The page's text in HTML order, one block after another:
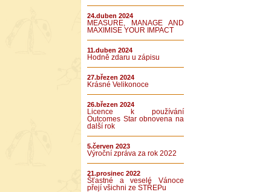
24.duben 2024
MEASURE, MANAGE AND
MAXIMISE YOUR IMPACT
11.duben 2024
Hodně zdaru u zápisu
27.březen 2024
Krásné Velikonoce
26.březen 2024
Licence k používání
Outcomes Star obnovena na
další rok
5.červen 2023
Výroční zpráva za rok 2022
21.prosinec 2022
Šťastné a veselé Vánoce
přejí všichni ze STŘEPu